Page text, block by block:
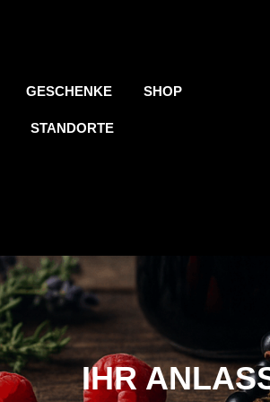
GESCHENKE SHOP
STANDORTE
IHR